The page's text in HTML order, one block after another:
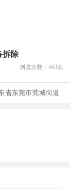
拆除
浏览次数： 463次
省东莞市莞城街道